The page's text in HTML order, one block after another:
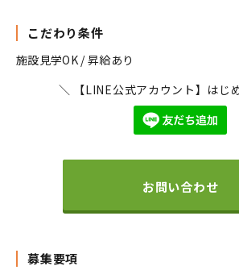
こだわり条件
施設見学OK / 昇給あり
＼ 【LINE公式アカウント】は
お問い合わせ
募集要項